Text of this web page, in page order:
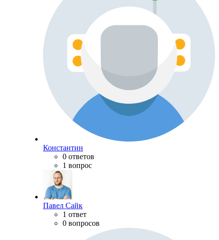
Константин
0 ответов
1 вопрос
Павел Сайк
1 ответ
0 вопросов